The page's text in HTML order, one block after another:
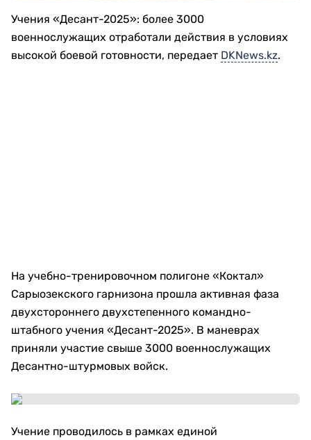
Учения «Десант-2025»: более 3000
военнослужащих отработали действия в условиях
высокой боевой готовности, передает DKNews.kz.
На учебно-тренировочном полигоне «Коктал»
Сарыозекского гарнизона прошла активная фаза
двухстороннего двухстепенного командно-
штабного учения «Десант-2025». В маневрах
приняли участие свыше 3000 военнослужащих
Десантно-штурмовых войск.
Учение проводилось в рамках единой